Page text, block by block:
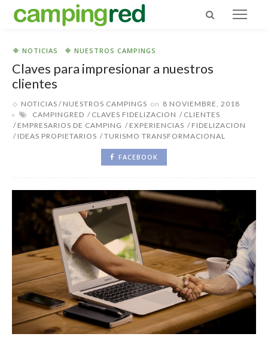
NOTICIAS NUESTROS CAMPINGS
Claves para impresionar a nuestros
clientes
NOTICIAS NUESTROS CAMPINGS on 8 NOVIEMBRE, 2018
CAMPINGRED
CLAVES FIDELIZACION
CLIENTES
EMPRESARIOS DE CAMPING
EXPERIENCIAS
FIDELIZACION
IDEAS PROPIETARIOS
TURISMO TRANSFORMACIONAL
FACEBOOK